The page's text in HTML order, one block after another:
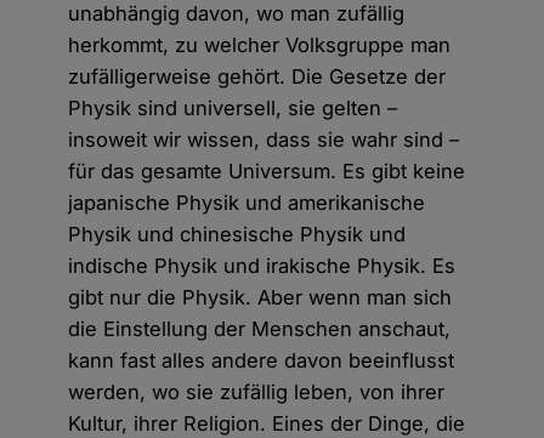
unabhängig davon, wo man zufällig
herkommt, zu welcher Volksgruppe man
zufälligerweise gehört. Die Gesetze der
Physik sind universell, sie gelten –
insoweit wir wissen, dass sie wahr sind –
für das gesamte Universum. Es gibt keine
japanische Physik und amerikanische
Physik und chinesische Physik und
indische Physik und irakische Physik. Es
gibt nur die Physik. Aber wenn man sich
die Einstellung der Menschen anschaut,
kann fast alles andere davon beeinflusst
werden, wo sie zufällig leben, von ihrer
Kultur, ihrer Religion. Eines der Dinge, die